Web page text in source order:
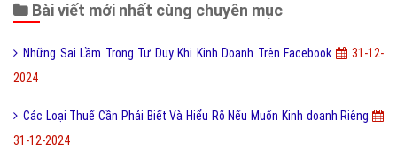
Bài viết mới nhất cùng chuyên mục
Những Sai Lầm Trong Tư Duy Khi Kinh Doanh Trên Facebook
31-12-
2024
Các Loại Thuế Cần Phải Biết Và Hiểu Rõ Nếu Muốn Kinh doanh Riêng
31-12-2024